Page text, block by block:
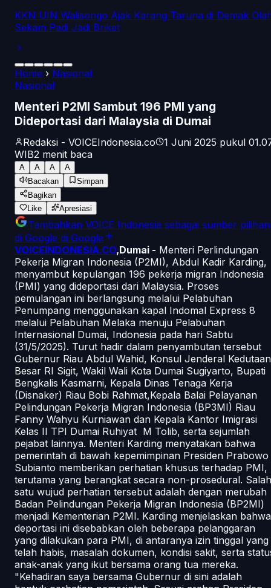
KKN UIN Walisongo Ajak Karang Taruna di Demak
Sekam Padi Jadi Briket
Home › Nasional
Nasional
Menteri P2MI Sambut 196 PMI yang
Dideportasi dari Malaysia di Dumai
Redaksi - VOICEIndonesia.co
1 Juni 2025 pukul
WIB2 menit baca
A A A
A
Bacakan
Simpan
Bagikan
Like
Apresiasi
Tambahkan VOICE Indonesia sebagai sumber pilihan
di Google di Google
VOICEINDONESIA.CO,Dumai - Menteri Perlindungan
Pekerja Migran Indonesia (P2MI), Abdul Kadir Karding,
menyambut kepulangan 196 pekerja migran Indonesia
(PMI) yang dideportasi dari Malaysia. Proses
pemulangan ini berlangsung melalui Pelabuhan
Penumpang menggunakan kapal Indomal Express 8
melalui Pelabuhan Melaka menuju Pelabuhan
Internasional Dumai, Indonesia pada hari Sabtu
(31/5/2025). Turut hadir dalam penyambutan tersebut
Gubernur Riau Abdul Wahid, Konsul Jenderal Kedutaan
Besar RI Sigit, Wakil Wali Kota Dumai Sugiyarto, Bupati
Bengkalis Kasmarni, Kepala Dinas Tenaga Kerja
(Disnaker) Riau Bobi Rahmat,Kepala Balai Pelayanan
Pelindungan Pekerja Migran Indonesia (BP3MI) Riau
Fanny Wahyu Kurniawan dan Kepala Kantor Imigrasi
Kelas II TPI Dumai Ruhiyat M Tolib, serta sejumlah
pejabat lainnya. Menteri Karding menyatakan bahwa
pemerintah di bawah kepemimpinan Presiden Prabowo
Subianto memberikan perhatian khusus terhadap PMI,
terutama yang berangkat secara non-prosedural. Salah
satu wujud perhatian tersebut adalah dengan merubah
Badan Pelindungan Pekerja Migran Indonesia (BP2MI)
menjadi Kementerian P2MI. Karding menjelaskan bahwa
deportasi ini disebabkan oleh beberapa pelanggaran
yang dilakukan para PMI, di antaranya izin tinggal yang
telah habis, masalah dokumen, kondisi sakit, serta
anak-anak yang ikut bersama orang tua mereka.
"Kehadiran saya bersama Gubernur di sini adalah